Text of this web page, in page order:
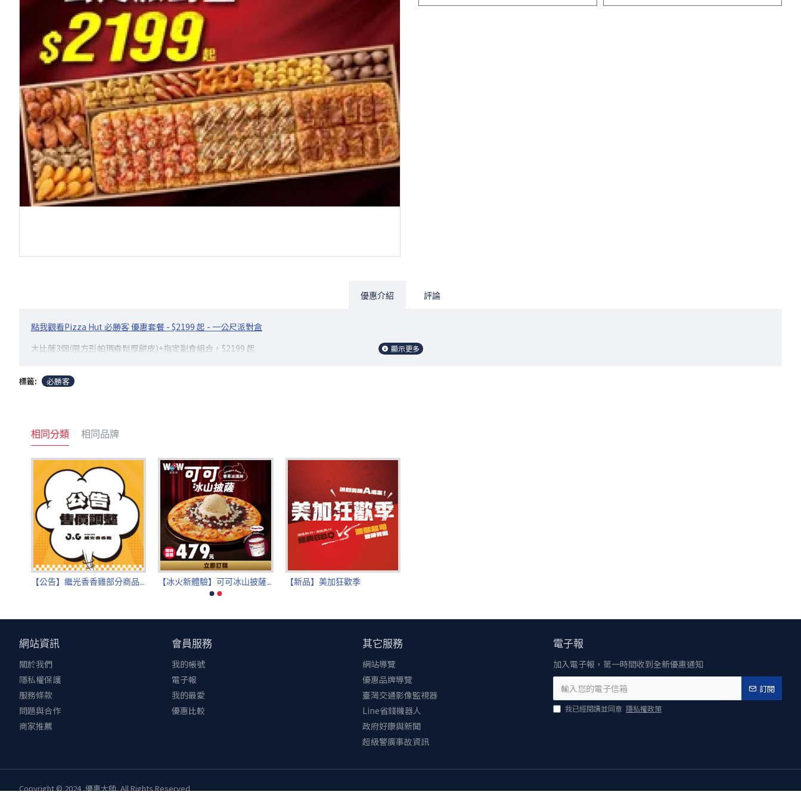
優惠介紹 評論
點我觀看Pizza Hut 必勝客 優惠套餐 - $2199 起 - 一公尺派對盒
大比薩3個(限方形帕瑪森鬆厚餅皮)+指定副食組合。$2199 起
標籤: 必勝客
相同分類 相同品牌
【公告】繼光香香雞部分商品價格調整公告 【冰火新體驗】可可冰山披薩$479 【新品】美加狂歡季
網站資訊
關於我們
隱私權保護
服務條款
問題與合作
商家推薦
會員服務
我的帳號
電子報
我的最愛
優惠比較
其它服務
網站導覽
優惠品牌導覽
臺灣交通影像監視器
Line省錢機器人
政府好康與新聞
超級警廣事故資訊
電子報
加入電子報，第一時間收到全新優惠通知
訂閱
我已經閱讀並同意 隱私權政策
Copyright © 2024 ,優惠大師, All Rights Reserved